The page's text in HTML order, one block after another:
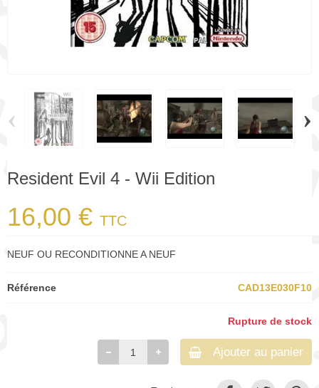
‹ ›
Resident Evil 4 - Wii Edition
16,00 € TTC
NEUF OU RECONDITIONNE A NEUF
Référence CAD13E030F10
Rupture de stock
Ajouter au panier